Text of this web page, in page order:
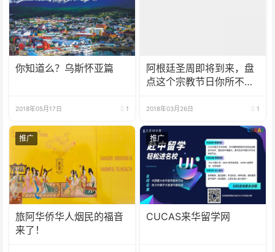
你知道么？乌斯怀亚篇
2018年05月17日 1
阿根廷圣周即将到来，盘
点这个宗教节日你所不知
2018年03月26日 1
推广
旅阿华侨华人烟民的福音
来了！
推广
CUCAS来华留学网